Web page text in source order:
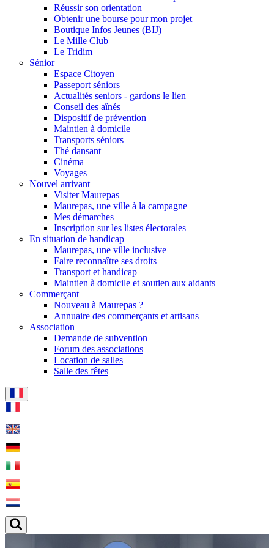
Réussir son orientation
Obtenir une bourse pour mon projet
Boutique Infos Jeunes (BIJ)
Le Mille Club
Le Tridim
Sénior
Espace Citoyen
Passeport séniors
Actualités seniors - gardons le lien
Conseil des aînés
Dispositif de prévention
Maintien à domicile
Transports séniors
Thé dansant
Cinéma
Voyages
Nouvel arrivant
Visiter Maurepas
Maurepas, une ville à la campagne
Mes démarches
Inscription sur les listes électorales
En situation de handicap
Maurepas, une ville inclusive
Faire reconnaître ses droits
Transport et handicap
Maintien à domicile et soutien aux aidants
Commerçant
Nouveau à Maurepas ?
Annuaire des commerçants et artisans
Association
Demande de subvention
Forum des associations
Location de salles
Salle des fêtes